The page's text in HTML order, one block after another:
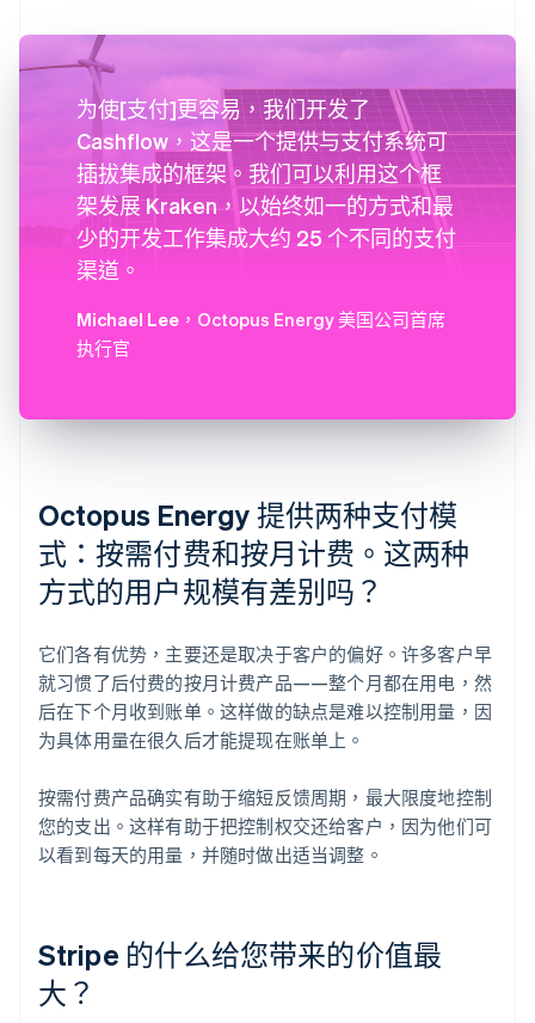
为使[支付]更容易，我们开发了
Cashflow，这是一个提供与支付系统可
插拔集成的框架。我们可以利用这个框
架发展 Kraken，以始终如一的方式和最
少的开发工作集成大约 25 个不同的支付
渠道。
Michael Lee ，Octopus Energy 美国公司首席
执行官
Octopus Energy 提供两种支付模
式：按需付费和按月计费。这两种
方式的用户规模有差别吗？
它们各有优势，主要还是取决于客户的偏好。许多客户早
就习惯了后付费的按月计费产品——整个月都在用电，然
后在下个月收到账单。这样做的缺点是难以控制用量，因
为具体用量在很久后才能提现在账单上。
按需付费产品确实有助于缩短反馈周期，最大限度地控制
您的支出。这样有助于把控制权交还给客户，因为他们可
以看到每天的用量，并随时做出适当调整。
Stripe 的什么给您带来的价值最
大？